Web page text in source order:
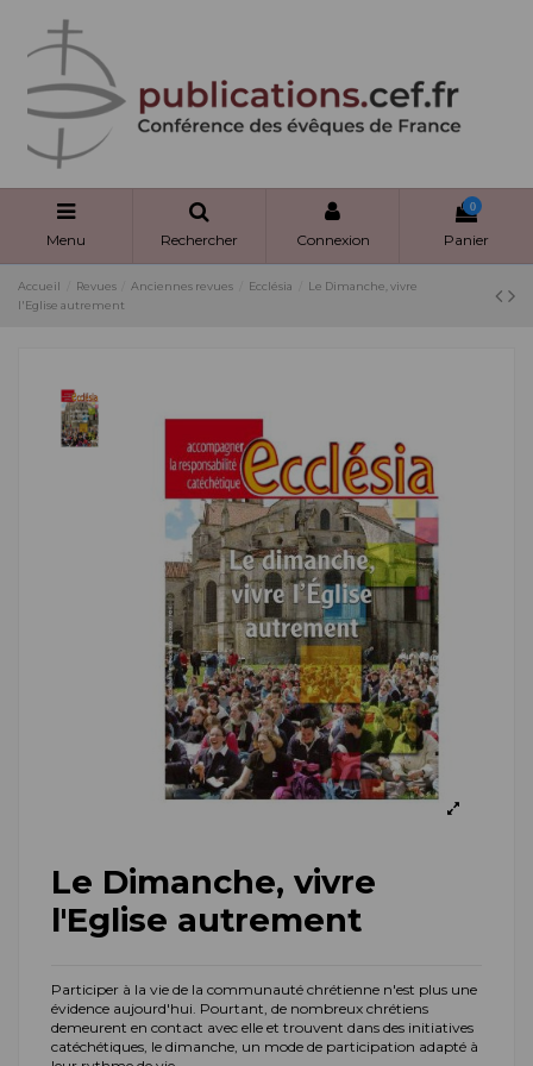
Menu Rechercher Connexion
0
Panier
Accueil Revues Anciennes revues Ecclésia
Le Dimanche, vivre
l'Eglise autrement
Le Dimanche, vivre
l'Eglise autrement
Participer à la vie de la communauté chrétienne n'est plus une
évidence aujourd'hui. Pourtant, de nombreux chrétiens
demeurent en contact avec elle et trouvent dans des initiatives
catéchétiques, le dimanche, un mode de participation adapté à